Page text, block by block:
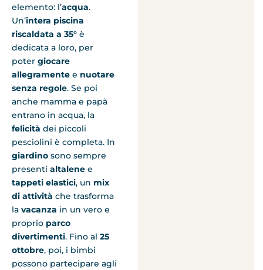
elemento: l’acqua.
Un’intera piscina
riscaldata a 35° è
dedicata a loro, per
poter giocare
allegramente e nuotare
senza regole. Se poi
anche mamma e papà
entrano in acqua, la
felicità dei piccoli
pesciolini è completa. In
giardino sono sempre
presenti altalene e
tappeti elastici, un mix
di attività che trasforma
la vacanza in un vero e
proprio parco
divertimenti. Fino al 25
ottobre, poi, i bimbi
possono partecipare agli